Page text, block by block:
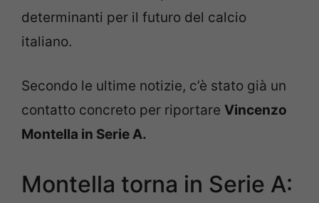
determinanti per il futuro del calcio
italiano.
Secondo le ultime notizie, c’è stato già un
contatto concreto per riportare Vincenzo
Montella in Serie A.
Montella torna in Serie A: